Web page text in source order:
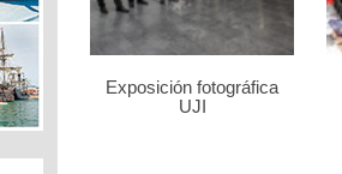
Exposición fotográfica
UJI